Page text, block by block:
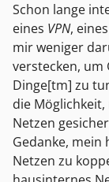
Schon lange
eines VPN, eines
mir weniger
verstecken, um
Dinge[tm] zu
die
Netzen
Gedanke, mein
Netzen zu